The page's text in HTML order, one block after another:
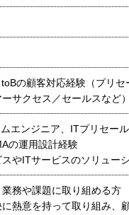
の顧客対応経験（プリ
サクセス／セールスなど
エンジニア、ITプリセー
の運用設計経験
やITサービスのソリュー
務や課題に取り組める方
熱意を持って取り組み、